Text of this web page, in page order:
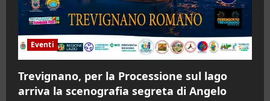
Eventi
Trevignano, per la Processione sul lago
arriva la scenografia segreta di Angelo